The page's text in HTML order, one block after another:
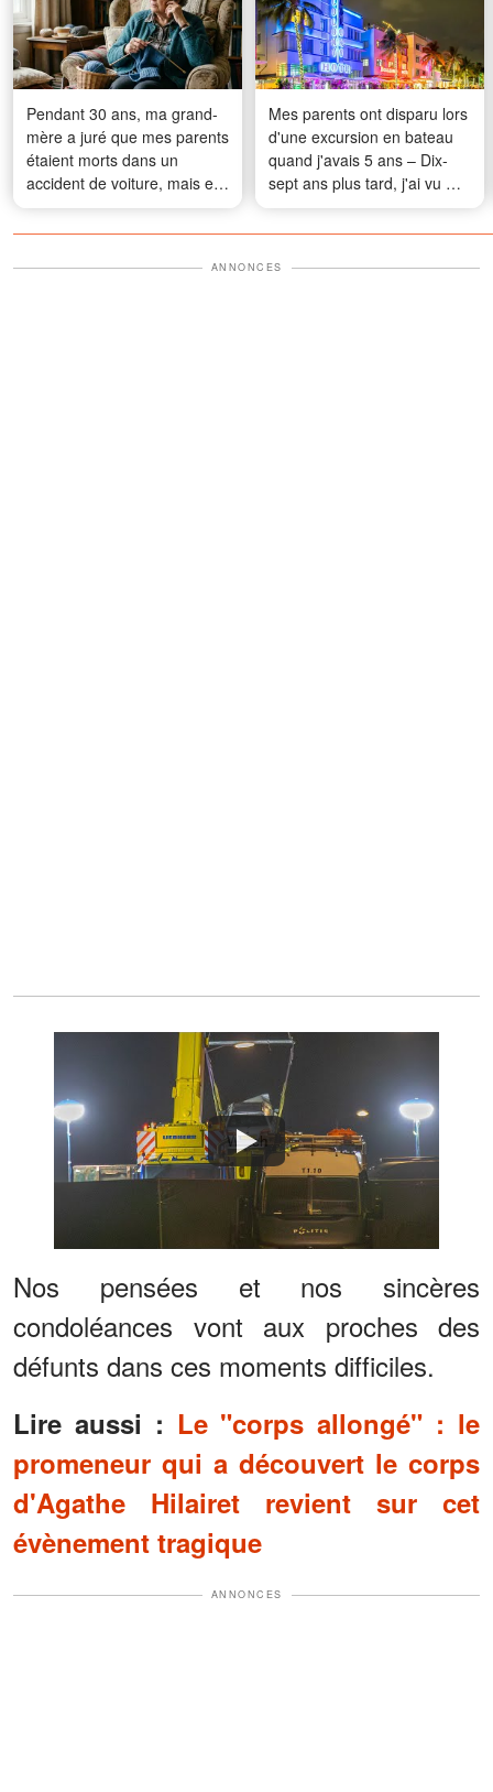
Pendant 30 ans, ma grand-
mère a juré que mes parents
étaient morts dans un
accident de voiture, mais elle
a laissé une lettre de
confession dans son
phrase et je me suis
Mes parents ont disparu lors
d'une excursion en bateau
quand j'avais 5 ans – Dix-
sept ans plus tard, j'ai vu ma
mère par hasard
ANNONCES
Watch
Nos pensées et nos sincères
condoléances vont aux proches des
défunts dans ces moments difficiles.
Lire aussi : Le "corps allongé" : le
promeneur qui a découvert le corps
d'Agathe Hilairet revient sur cet
évènement tragique
ANNONCES